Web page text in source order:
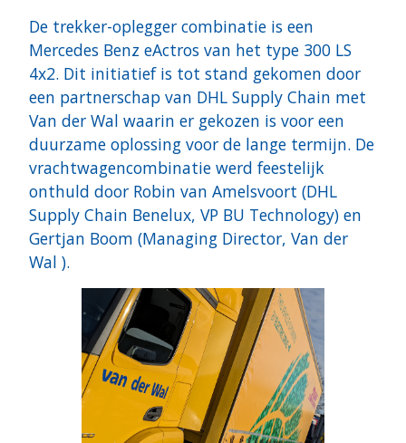
De trekker-oplegger combinatie is een
Mercedes Benz eActros van het type 300 LS
4x2. Dit initiatief is tot stand gekomen door
een partnerschap van DHL Supply Chain met
Van der Wal waarin er gekozen is voor een
duurzame oplossing voor de lange termijn. De
vrachtwagencombinatie werd feestelijk
onthuld door Robin van Amelsvoort (DHL
Supply Chain Benelux, VP BU Technology) en
Gertjan Boom (Managing Director, Van der
Wal ).